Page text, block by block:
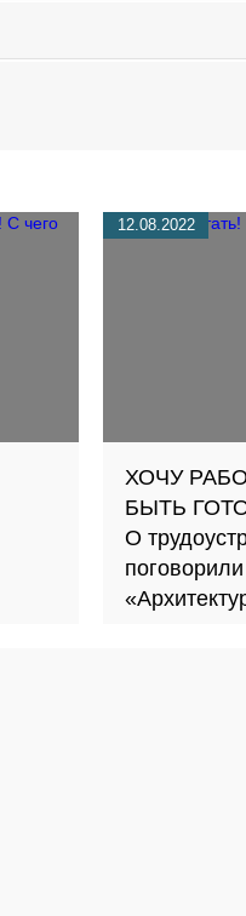
12.08.2022
ХОЧУ
БЫТЬ
О